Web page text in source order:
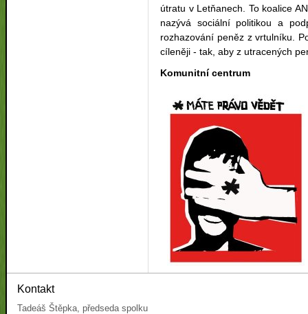
útratu v Letňanech. To koalice
nazývá sociální politikou a
rozhazování peněz z vrtulníku.
cíleněji - tak, aby z utracených
Komunitní centrum
Kontakt
Tadeáš Štěpka, předseda spolku